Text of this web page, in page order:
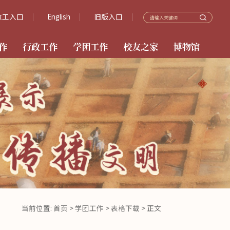
工入口 English 旧版入口
行政工作 学团工作 校友之家 博物馆
当前位置: 首页 >学团工作 >表格下载 > 正文